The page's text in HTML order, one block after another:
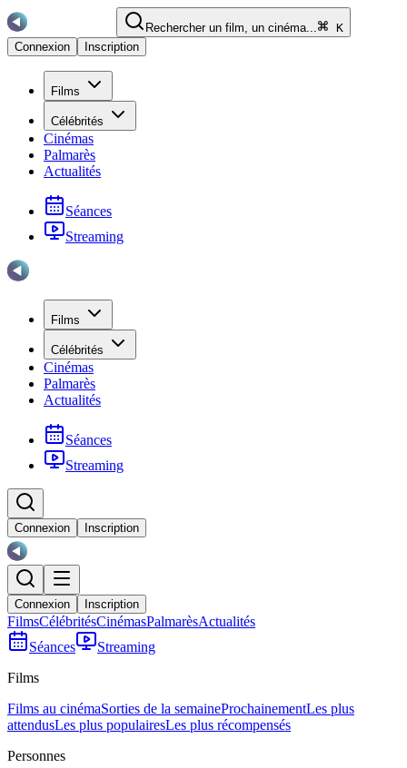
Rechercher un film, un cinéma...
K
Connexion
Inscription
Films
Célébrités
Cinémas
Palmarès
Actualités
Séances
Streaming
Films
Célébrités
Cinémas
Palmarès
Actualités
Séances
Streaming
Connexion Inscription
Connexion Inscription
FilmsCélébritésCinémasPalmarèsActualités
Séances
Streaming
Films
Films au cinémaSorties de la semaineProchainementLes plus
attendusLes plus populairesLes plus récompensés
Personnes